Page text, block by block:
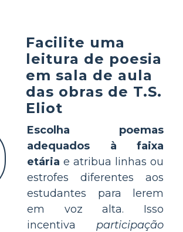
Facilite uma
leitura de poesia
em sala de aula
das obras de T.S.
Eliot
Escolha poemas
adequados à faixa
etária e atribua linhas ou
estrofes diferentes aos
estudantes para lerem
em voz alta. Isso
incentiva participação